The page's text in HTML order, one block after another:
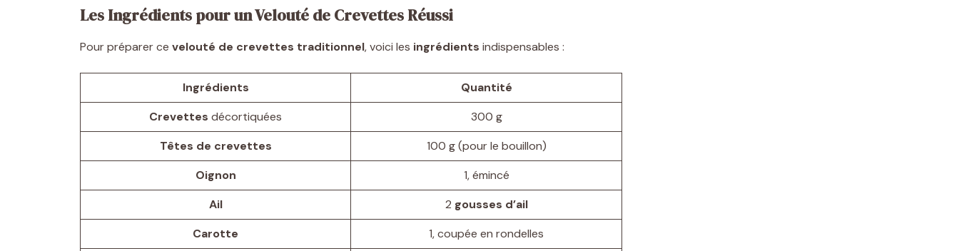
Les Ingrédients pour un Velouté de Crevettes Réussi
Pour préparer ce velouté de crevettes traditionnel, voici les ingrédients indispensables :
Ingrédients
Quantité
Crevettes décortiquées
300 g
Têtes de crevettes
100 g (pour le bouillon)
Oignon
1, émincé
Ail
2 gousses d’ail
Carotte
1, coupée en rondelles